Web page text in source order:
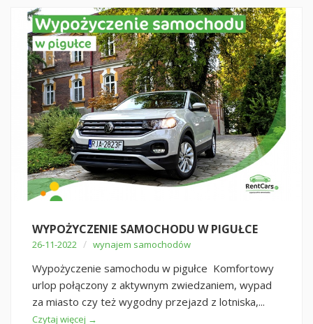
WYPOŻYCZENIE SAMOCHODU W PIGUŁCE
26-11-2022 / wynajem samochodów
Wypożyczenie samochodu w pigułce Komfortowy
urlop połączony z aktywnym zwiedzaniem, wypad
za miasto czy też wygodny przejazd z lotniska,...
Czytaj więcej →